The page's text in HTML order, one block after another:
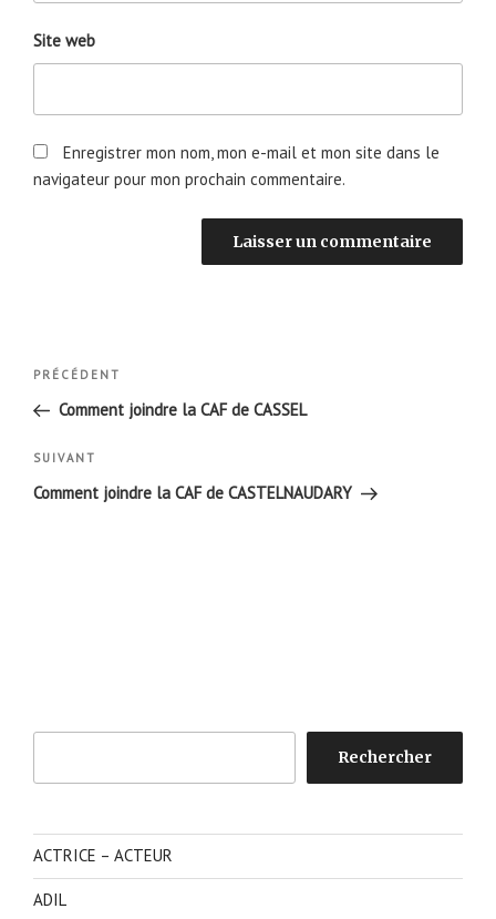
Site web
Enregistrer mon nom, mon e-mail et mon site dans le
navigateur pour mon prochain commentaire.
Navigation
l’article
Article
précédent
PRÉCÉDENT
Comment joindre la CAF de CASSEL
Article
suivant
SUIVANT
Comment joindre la CAF de CASTELNAUDARY
Rechercher
ACTRICE – ACTEUR
ADIL